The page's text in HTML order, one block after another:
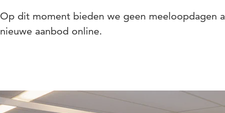
Op dit moment bieden we geen meeloopdagen
nieuwe aanbod online.